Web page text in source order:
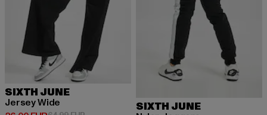
SIXTH JUNE
Jersey Wide
SIXTH JUNE